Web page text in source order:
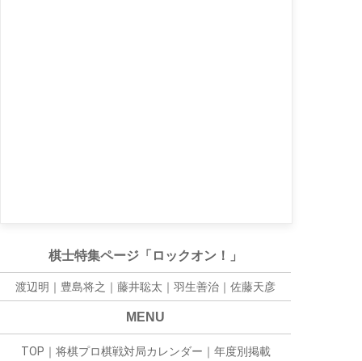
棋士特集ページ「ロックオン！」
渡辺明｜ 豊島将之 ｜ 藤井聡太 ｜ 羽生善治 ｜ 佐藤天彦
MENU
TOP ｜ 将棋プロ棋戦対局カレンダー ｜ 年度別掲載